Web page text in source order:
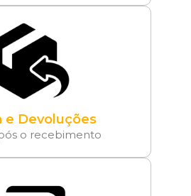
e Devoluções
o recebimento